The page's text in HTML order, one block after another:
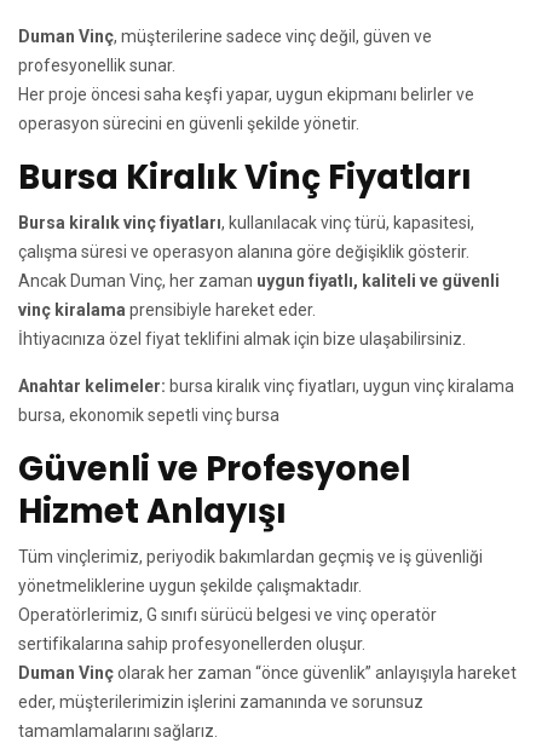
Duman Vinç, müşterilerine sadece vinç değil, güven ve
profesyonellik sunar.
Her proje öncesi saha keşfi yapar, uygun ekipmanı belirler ve
operasyon sürecini en güvenli şekilde yönetir.
Bursa Kiralık Vinç Fiyatları
Bursa kiralık vinç fiyatları, kullanılacak vinç türü, kapasitesi,
çalışma süresi ve operasyon alanına göre değişiklik gösterir.
Ancak Duman Vinç, her zaman uygun fiyatlı, kaliteli ve güvenli
vinç kiralama prensibiyle hareket eder.
İhtiyacınıza özel fiyat teklifini almak için bize ulaşabilirsiniz.
Anahtar kelimeler: bursa kiralık vinç fiyatları, uygun vinç kiralama
bursa, ekonomik sepetli vinç bursa
Güvenli ve Profesyonel
Hizmet Anlayışı
Tüm vinçlerimiz, periyodik bakımlardan geçmiş ve iş güvenliği
yönetmeliklerine uygun şekilde çalışmaktadır.
Operatörlerimiz, G sınıfı sürücü belgesi ve vinç operatör
sertifikalarına sahip profesyonellerden oluşur.
Duman Vinçolarak her zaman “önce güvenlik” anlayışıyla hareket
eder, müşterilerimizin işlerini zamanında ve sorunsuz
tamamlamalarını sağlarız.